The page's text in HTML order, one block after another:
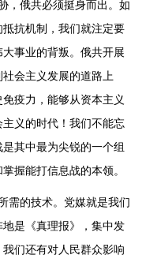
，俄共必须挺身而出。如
抗机制，我们就注定要
事业的背叛。俄共开展
会主义发展的道路上
疫力，能够从资本主义
义的时代！我们不能忘
其中最为尖锐的一个组
握能打信息战的本领。
需的技术。党媒就是我们
是《真理报》，集中发
们还有对人民群众影响